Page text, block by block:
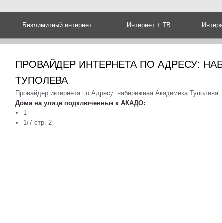
Безлимитный интернет Интернет + ТВ
ПРОВАЙДЕР ИНТЕРНЕТА ПО АДРЕСУ:
ТУПОЛЕВА
Провайдер интернета по Адресу: набережная Академика Туполева
Дома на улице подключенные к АКАДО:
1
1/7 стр. 2